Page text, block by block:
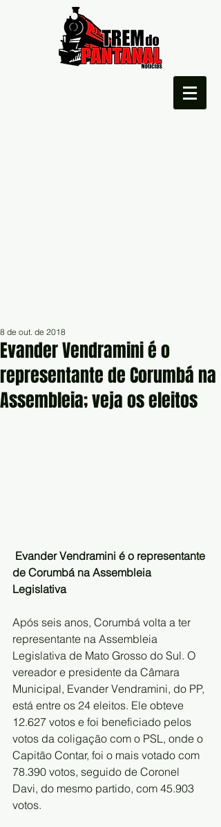
Evander Vendramini é o
representante de Corumbá na
Assembleia; veja os eleitos
8 de out. de 2018
Evander Vendramini é o representante
de Corumbá na Assembleia
Legislativa
Após seis anos, Corumbá volta a ter
representante na Assembleia
Legislativa de Mato Grosso do Sul. O
vereador e presidente da Câmara
Municipal, Evander Vendramini, do PP,
está entre os 24 eleitos. Ele obteve
12.627 votos e foi beneficiado pelos
votos da coligação com o PSL, onde o
Capitão Contar, foi o mais votado com
78.390 votos, seguido de Coronel
Davi, do mesmo partido, com 45.903
votos.